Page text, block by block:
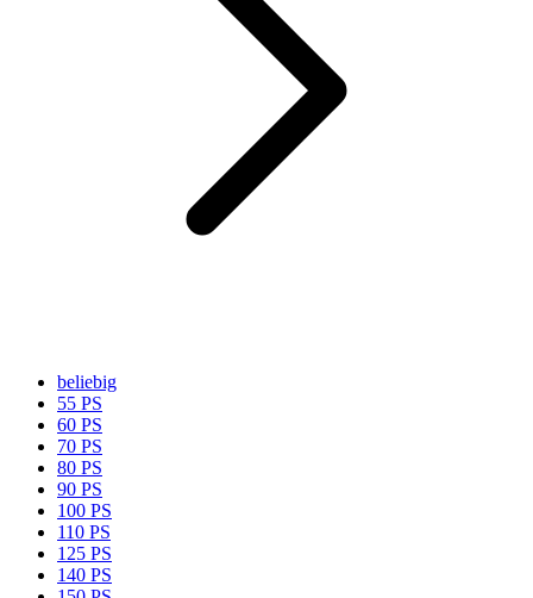
beliebig
55 PS
60 PS
70 PS
80 PS
90 PS
100 PS
110 PS
125 PS
140 PS